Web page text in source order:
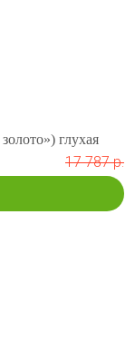
глухая
17 787 р.